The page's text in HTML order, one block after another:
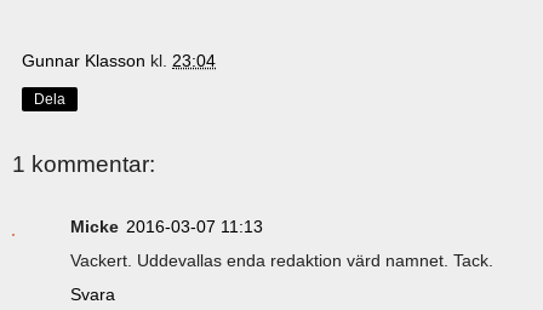
Gunnar Klasson kl. 23:04
Dela
1 kommentar:
Micke 2016-03-07 11:13
Vackert. Uddevallas enda redaktion värd namnet. Tack.
Svara